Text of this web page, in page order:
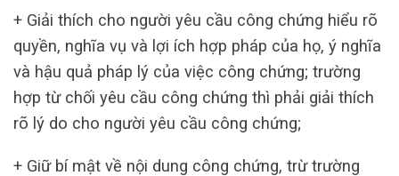
+ Giải thích cho người yêu cầu công chứng hiểu rõ
quyền, nghĩa vụ và lợi ích hợp pháp của họ, ý nghĩa
và hậu quả pháp lý của việc công chứng; trường
hợp từ chối yêu cầu công chứng thì phải giải thích
rõ lý do cho người yêu cầu công chứng;
+ Giữ bí mật về nội dung công chứng, trừ trường